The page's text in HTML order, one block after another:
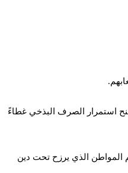
استمرار الصرف البذخي غطاءً
المواطن الذي يرزح تحت دين